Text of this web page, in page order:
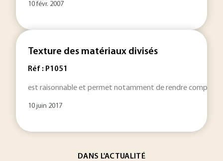
10 févr. 2007
Texture des matériaux divisés
Réf : P1051
est raisonnable et permet notamment de rendre compte
10 juin 2017
DANS L'ACTUALITÉ